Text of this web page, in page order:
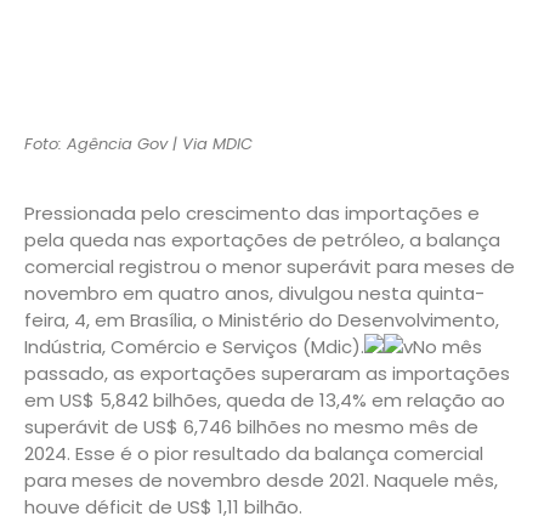
Foto: Agência Gov | Via MDIC
Pressionada pelo crescimento das importações e
pela queda nas exportações de petróleo, a balança
comercial registrou o menor superávit para meses de
novembro em quatro anos, divulgou nesta quinta-
feira, 4, em Brasília, o Ministério do Desenvolvimento,
Indústria, Comércio e Serviços (Mdic).
vNo mês
passado, as exportações superaram as importações
em US$ 5,842 bilhões, queda de 13,4% em relação ao
superávit de US$ 6,746 bilhões no mesmo mês de
2024. Esse é o pior resultado da balança comercial
para meses de novembro desde 2021. Naquele mês,
houve déficit de US$ 1,11 bilhão.